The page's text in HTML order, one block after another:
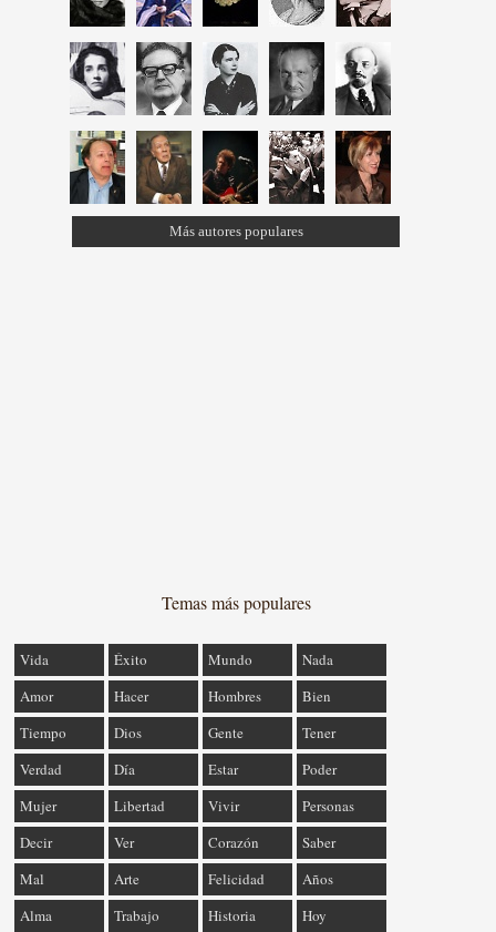
Más autores populares
Temas más populares
Vida Éxito Mundo
Nada
Amor
Hacer Hombres
Bien
Tiempo
Dios Gente
Tener
Verdad
Día Estar
Poder
Mujer
Libertad Vivir
Personas
Decir
Ver Corazón
Saber
Mal
Arte Felicidad
Años
Alma
Trabajo Historia Hoy